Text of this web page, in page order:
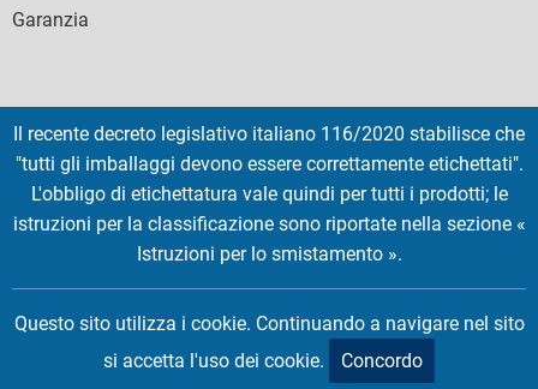
Garanzia
SOCIAL
ICONS
English French Deutsch Italian Español
Copyright © 2026 EMTEC, All rights reserved.
EMTEC® IS A REGISTERED TRADEMARK OF THE DEXXON GROUP.
Il recente decreto legislativo italiano 116/2020 stabilisce che
"tutti gli imballaggi devono essere correttamente etichettati".
L'obbligo di etichettatura vale quindi per tutti i prodotti; le
istruzioni per la classificazione sono riportate nella sezione «
Istruzioni per lo smistamento ».
Questo sito utilizza i cookie. Continuando a navigare nel sito
si accetta l'uso dei cookie.
Concordo